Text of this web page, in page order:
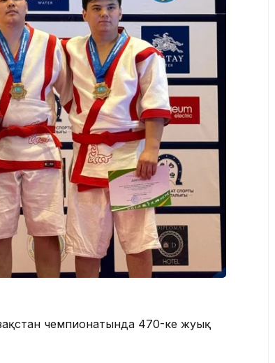
чемпионатында 470-ке жуық